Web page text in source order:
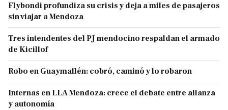
Flybondi profundiza su crisis y deja a miles de pasajeros
sin viajar a Mendoza
Tres intendentes del PJ mendocino respaldan el armado
de Kicillof
Robo en Guaymallén: cobró, caminó y lo robaron
Internas en LLA Mendoza: crece el debate entre alianza
y autonomía